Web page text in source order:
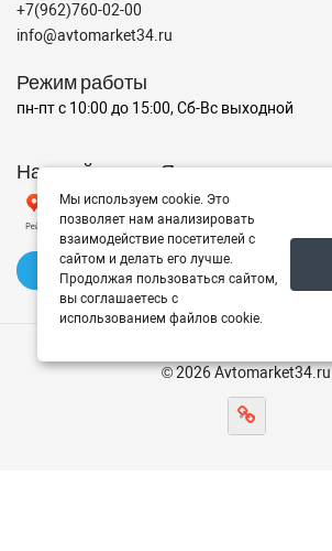
+7(962)760-02-00
info@avtomarket34.ru
Режим работы
пн-пт с 10:00 до 15:00, Сб-Вс выходной
Наш рейтинг на Яндексе
✍️ Оставить отзыв
© 2026 Avtomarket34.ru
Мы используем cookie. Это
позволяет нам анализировать
взаимодействие посетителей с
сайтом и делать его лучше.
Продолжая пользоваться сайтом,
вы соглашаетесь с
использованием файлов cookie.